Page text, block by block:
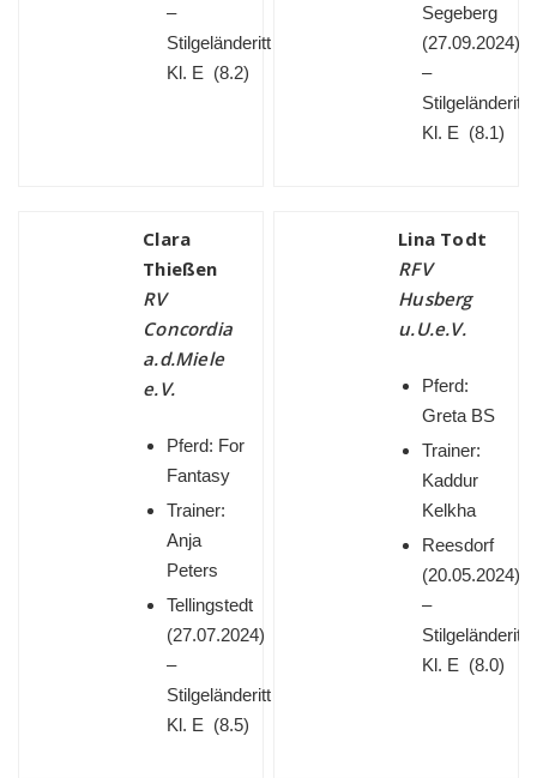
–
Stilgeländeritt
Kl. E (8.2)
Segeberg
(27.09.2024)
–
Stilgeländeritt
Kl. E (8.1)
Clara
Thießen
RV
Concordia
a.d.Miele
e.V.
Pferd: For
Fantasy
Trainer:
Anja
Peters
Tellingstedt
(27.07.2024)
–
Stilgeländeritt
Kl. E (8.5)
Lina Todt
RFV
Husberg
u.U.e.V.
Pferd:
Greta BS
Trainer:
Kaddur
Kelkha
Reesdorf
(20.05.2024)
–
Stilgeländeritt
Kl. E (8.0)